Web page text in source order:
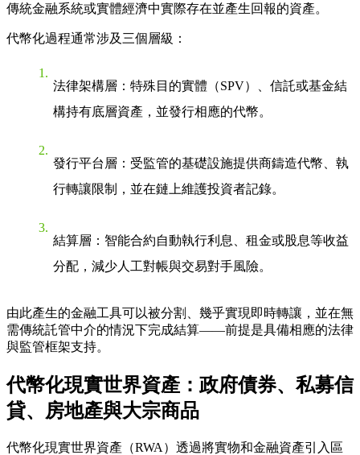
傳統金融系統或實體經濟中實際存在並產生回報的資產。
代幣化過程通常涉及三個層級：
法律架構層：特殊目的實體（SPV）、信託或基金結
構持有底層資產，並發行相應的代幣。
發行平台層：受監管的基礎設施提供商鑄造代幣、執
行轉讓限制，並在鏈上維護投資者記錄。
結算層：智能合約自動執行利息、租金或股息等收益
分配，減少人工對帳與交易對手風險。
由此產生的金融工具可以被分割、幾乎實現即時轉讓，並在無
需傳統託管中介的情況下完成結算——前提是具備相應的法律
與監管框架支持。
代幣化現實世界資產：政府債券、私募信
貸、房地產與大宗商品
代幣化現實世界資產（RWA）透過將實物和金融資產引入區